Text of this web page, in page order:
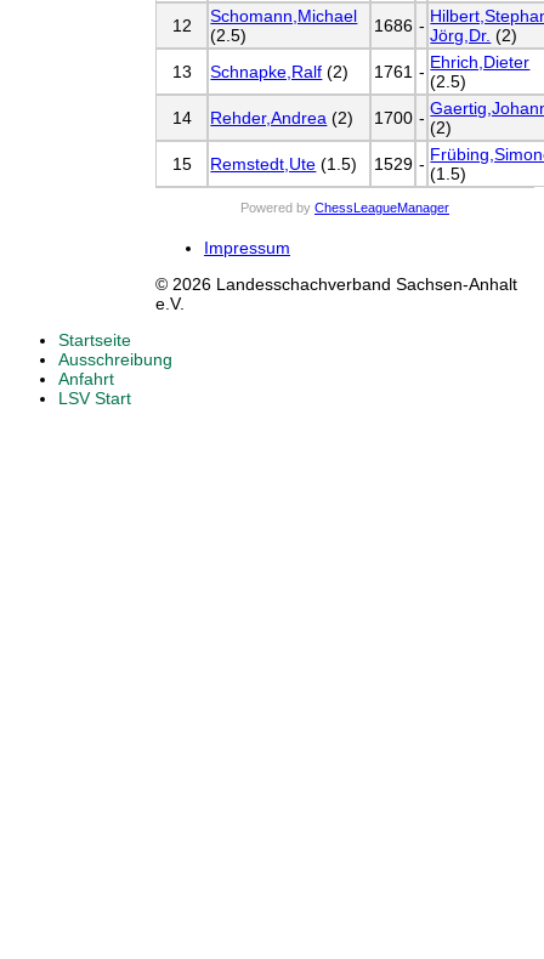
12
Schomann,Michael
(2.5)
1686 - Jörg,Dr. (2)
13
Schnapke,Ralf (2) 1761 - Ehrich,Dieter
(2.5)
14
Rehder,Andrea (2) 1700 - (2)
15
Remstedt,Ute (1.5) 1529 - (1.5)
Powered by ChessLeagueManager
Impressum
© 2026 Landesschachverband Sachsen-Anhalt
e.V.
Startseite
Ausschreibung
Anfahrt
LSV Start